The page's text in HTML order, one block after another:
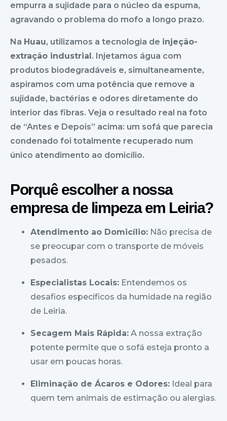
empurra a sujidade para o núcleo da espuma,
agravando o problema do mofo a longo prazo.
Na Huau, utilizamos a tecnologia de injeção-
extração industrial. Injetamos água com
produtos biodegradáveis e, simultaneamente,
aspiramos com uma potência que remove a
sujidade, bactérias e odores diretamente do
interior das fibras. Veja o resultado real na foto
de “Antes e Depois” acima: um sofá que parecia
condenado foi totalmente recuperado num
único atendimento ao domicílio.
Porquê escolher a nossa
empresa de limpeza em Leiria?
Atendimento ao Domicílio: Não precisa de
se preocupar com o transporte de móveis
pesados.
Especialistas Locais: Entendemos os
desafios específicos da humidade na região
de Leiria.
Secagem Mais Rápida: A nossa extração
potente permite que o sofá esteja pronto a
usar em poucas horas.
Eliminação de Ácaros e Odores: Ideal para
quem tem animais de estimação ou alergias.